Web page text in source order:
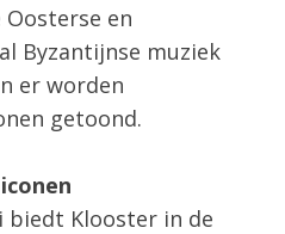
en
Byzantijnse muziek
er worden
getoond.
biedt Klooster in de